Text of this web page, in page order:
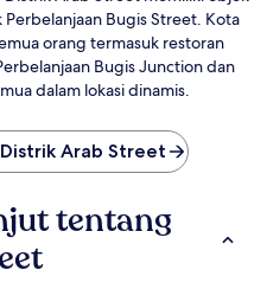
Bugis Street. Kota
orang termasuk restoran
Bugis Junction dan
dalam lokasi dinamis.
Arab Street
tentang